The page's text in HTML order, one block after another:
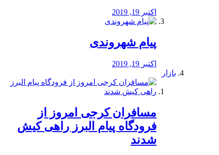
اکتبر 19, 2019
پیام شهروندی
اکتبر 19, 2019
بازار
مسافران کرجی امروز از
فرودگاه پیام البرز راهی کیش
شدند